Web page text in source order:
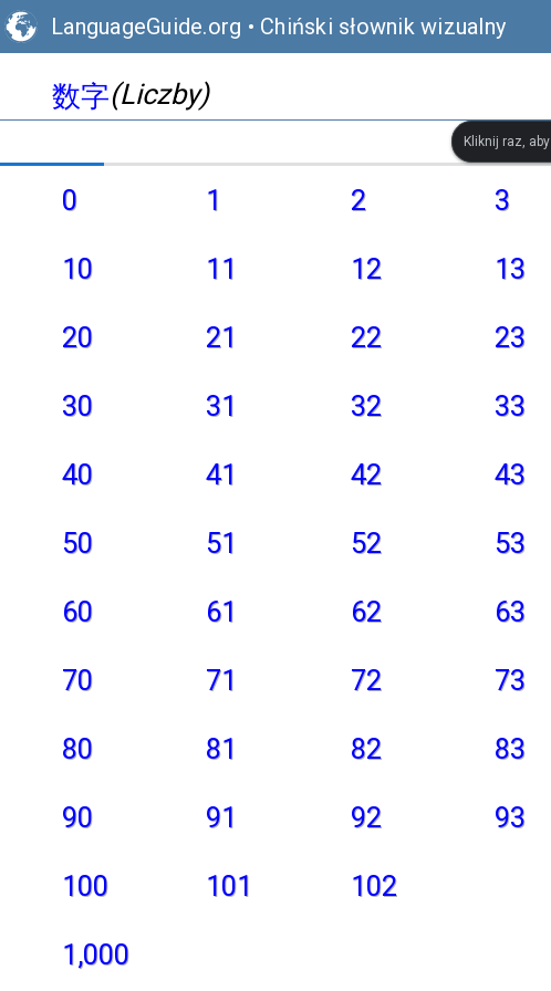
LanguageGuide.org • Chiński słownik wizualny
数字(Liczby)
Kliknij raz,
0 1 2 3
10 11 12 13
20 21 22 23
30 31 32 33
40 41 42 43
50 51 52 53
60 61 62 63
70 71 72 73
80 81 82 83
90 91 92 93
100 101 102
1,000